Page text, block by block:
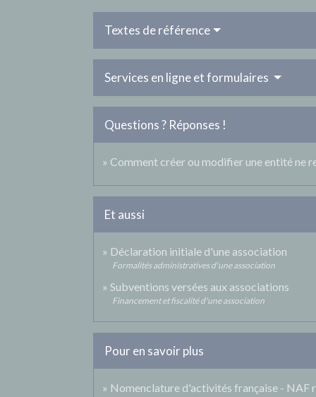
Textes de référence
Services en ligne et formulaires
Questions ? Réponses !
Comment créer ou modifier une entité ne
Et aussi
Déclaration initiale d'une association
Formalités administratives d'une association
Subventions versées aux associations
Financement et fiscalité d'une association
Pour en savoir plus
Nomenclature d'activités française - NAF